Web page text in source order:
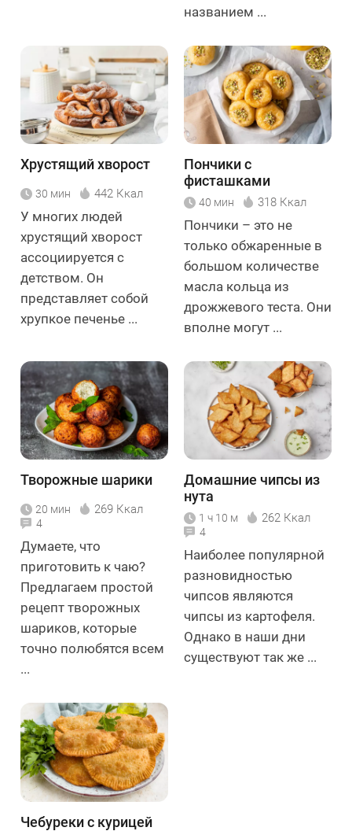
названием ...
Хрустящий хворост
30 мин 442 Ккал
У многих людей
хрустящий хворост
ассоциируется с
детством. Он
представляет собой
хрупкое печенье ...
Пончики с
фисташками
40 мин 318 Ккал
Пончики – это не
только обжаренные в
большом количестве
масла кольца из
дрожжевого теста. Они
вполне могут ...
Творожные шарики
20 мин 269 Ккал
4
Думаете, что
приготовить к чаю?
Предлагаем простой
рецепт творожных
шариков, которые
точно полюбятся всем
...
Домашние чипсы из
нута
1 ч 10 м 262 Ккал
4
Наиболее популярной
разновидностью
чипсов являются
чипсы из картофеля.
Однако в наши дни
существуют так же ...
Чебуреки с курицей